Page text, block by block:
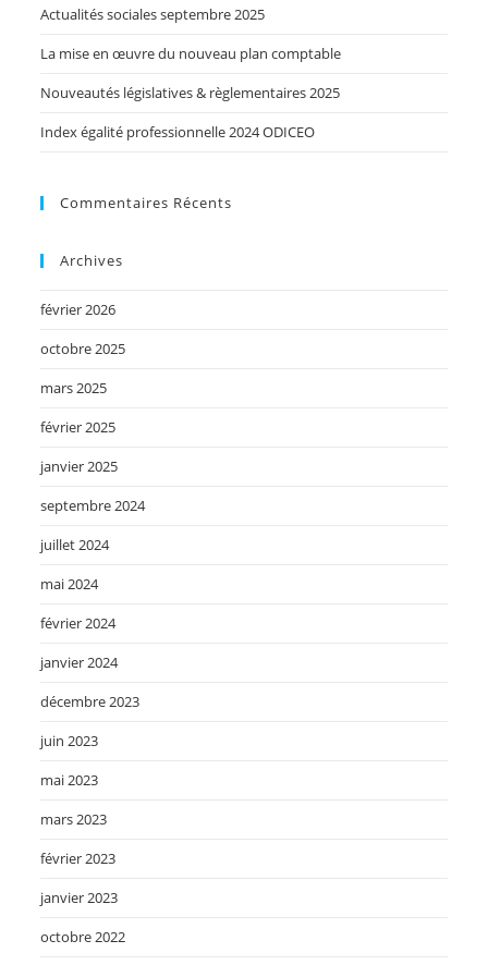
Actualités sociales septembre 2025
La mise en œuvre du nouveau plan comptable
Nouveautés législatives & règlementaires 2025
Index égalité professionnelle 2024 ODICEO
Commentaires Récents
Archives
février 2026
octobre 2025
mars 2025
février 2025
janvier 2025
septembre 2024
juillet 2024
mai 2024
février 2024
janvier 2024
décembre 2023
juin 2023
mai 2023
mars 2023
février 2023
janvier 2023
octobre 2022